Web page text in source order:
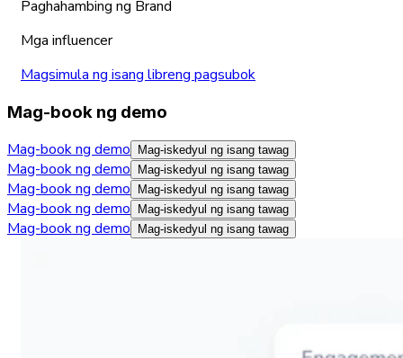
Paghahambing ng Brand
Mga influencer
Magsimula ng isang libreng pagsubok
Mag-book ng demo
Mag-book ng demo Mag-iskedyul ng isang tawag
Mag-book ng demo Mag-iskedyul ng isang tawag
Mag-book ng demo Mag-iskedyul ng isang tawag
Mag-book ng demo Mag-iskedyul ng isang tawag
Mag-book ng demo Mag-iskedyul ng isang tawag